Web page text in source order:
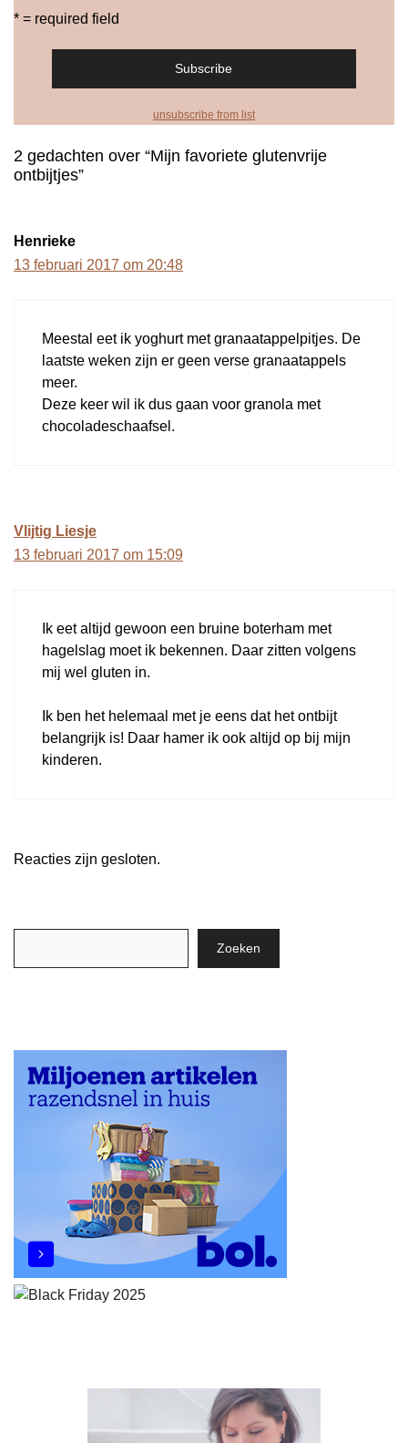
* = required field
unsubscribe from list
2 gedachten over “Mijn favoriete glutenvrije
ontbijtjes”
Henrieke
13 februari 2017 om 20:48
Meestal eet ik yoghurt met granaatappelpitjes. De
laatste weken zijn er geen verse granaatappels
meer.
Deze keer wil ik dus gaan voor granola met
chocoladeschaafsel.
Vlijtig Liesje
13 februari 2017 om 15:09
Ik eet altijd gewoon een bruine boterham met
hagelslag moet ik bekennen. Daar zitten volgens
mij wel gluten in.
Ik ben het helemaal met je eens dat het ontbijt
belangrijk is! Daar hamer ik ook altijd op bij mijn
kinderen.
Reacties zijn gesloten.
Zoeken